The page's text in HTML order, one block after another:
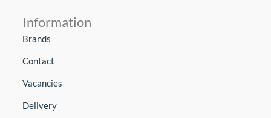
Information
Brands
Contact
Vacancies
Delivery